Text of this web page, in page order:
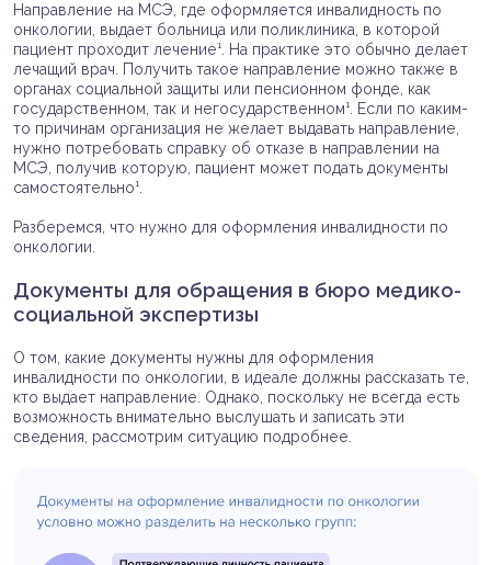
Направление на МСЭ, где оформляется инвалидность по
онкологии, выдает больница или поликлиника, в которой
пациент проходит лечение¹. На практике это обычно делает
лечащий врач. Получить такое направление можно также в
органах социальной защиты или пенсионном фонде, как
государственном, так и негосударственном¹. Если по каким-
то причинам организация не желает выдавать направление,
нужно потребовать справку об отказе в направлении на
МСЭ, получив которую, пациент может подать документы
самостоятельно¹.
Разберемся, что нужно для оформления инвалидности по
онкологии.
Документы для обращения в бюро медико-
социальной экспертизы
О том, какие документы нужны для оформления
инвалидности по онкологии, в идеале должны рассказать те,
кто выдает направление. Однако, поскольку не всегда есть
возможность внимательно выслушать и записать эти
сведения, рассмотрим ситуацию подробнее.